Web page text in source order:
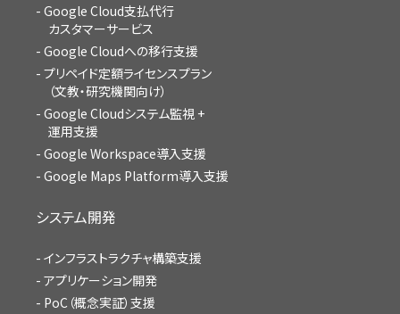
Google Cloud支払代行
カスタマーサービス
Google Cloudへの移行支援
プリペイド定額ライセンスプラン
（文教・研究機関向け）
Google Cloudシステム監視 +
運用支援
Google Workspace導入支援
Google Maps Platform導入支援
システム開発
インフラストラクチャ構築支援
アプリケーション開発
PoC（概念実証）支援